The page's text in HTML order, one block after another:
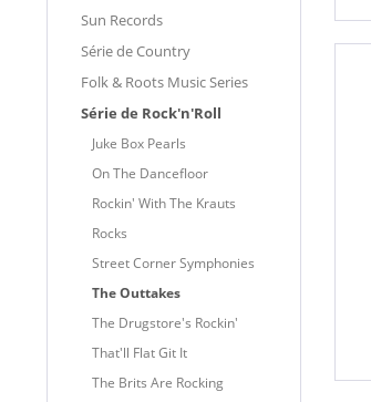
Sun Records
Série de Country
Folk & Roots Music Series
Série de Rock'n'Roll
Juke Box Pearls
On The Dancefloor
Rockin' With The Krauts
Rocks
Street Corner Symphonies
The Outtakes
The Drugstore's Rockin'
That'll Flat Git It
The Brits Are Rocking